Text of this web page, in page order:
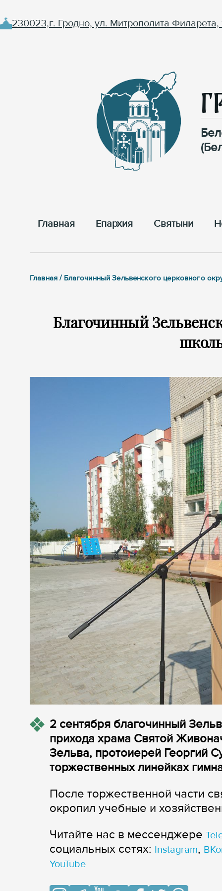
230023,г. Гродно, ул. Митрополита Филарета,
Главная Епархия Cвятыни
Главная / Благочинный Зельвенского церковного
Благочинный
2 сентября благочинный
прихода храма Святой
Зельва, протоиерей Георгий
торжественных линейках
После торжественной части
окропил учебные и
Читайте нас в мессенджере
cоциальных сетях: Instagram,
YouTube